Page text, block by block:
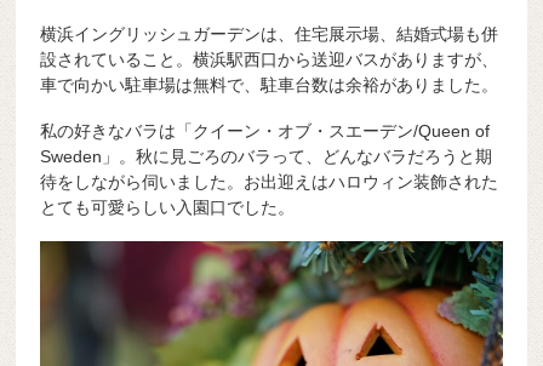
横浜イングリッシュガーデンは、住宅展示場、結婚式場も併
設されていること。横浜駅西口から送迎バスがありますが、
車で向かい駐車場は無料で、駐車台数は余裕がありました。
私の好きなバラは「クイーン・オブ・スエーデン/Queen of
Sweden」。秋に見ごろのバラって、どんなバラだろうと期
待をしながら伺いました。お出迎えはハロウィン装飾された
とても可愛らしい入園口でした。